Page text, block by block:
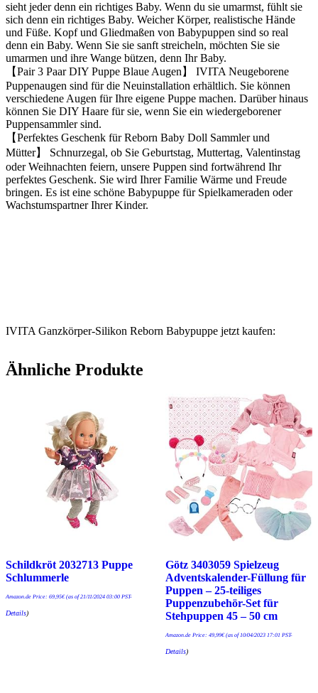
sieht jeder denn ein richtiges Baby. Wenn du sie umarmst, fühlt sie
sich denn ein richtiges Baby. Weicher Körper, realistische Hände
und Füße. Kopf und Gliedmaßen von Babypuppen sind so real
denn ein Baby. Wenn Sie sie sanft streicheln, möchten Sie sie
umarmen und ihre Wange bützen, denn Ihr Baby.
【Pair 3 Paar DIY Puppe Blaue Augen】 IVITA Neugeborene
Puppenaugen sind für die Neuinstallation erhältlich. Sie können
verschiedene Augen für Ihre eigene Puppe machen. Darüber hinaus
können Sie DIY Haare für sie, wenn Sie ein wiedergeborener
Puppensammler sind.
【Perfektes Geschenk für Reborn Baby Doll Sammler und
Mütter】 Schnurzegal, ob Sie Geburtstag, Muttertag, Valentinstag
oder Weihnachten feiern, unsere Puppen sind fortwährend Ihr
perfektes Geschenk. Sie wird Ihrer Familie Wärme und Freude
bringen. Es ist eine schöne Babypuppe für Spielkameraden oder
Wachstumspartner Ihrer Kinder.
IVITA Ganzkörper-Silikon Reborn Babypuppe jetzt kaufen:
Ähnliche Produkte
Schildkröt 2032713 Puppe
Schlummerle
Amazon.de Price: 69,95€(as of 21/11/2024 03:00 PST-
Details)
Götz 3403059 Spielzeug
Adventskalender-Füllung für
Puppen – 25-teiliges
Puppenzubehör-Set für
Stehpuppen 45 – 50 cm
Amazon.de Price: 49,99€(as of 10/04/2023 17:01 PST-
Details)